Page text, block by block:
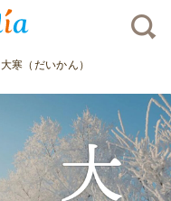
大寒（だいかん）